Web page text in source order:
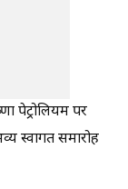
पेट्रोलियम पर
स्वागत समारोह